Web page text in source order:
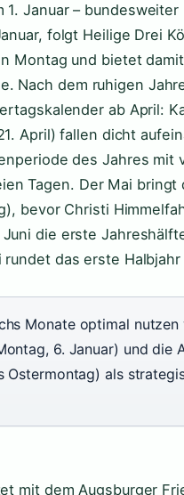
1. Januar –
folgt Heilige Drei
Montag und bietet
Nach dem ruhigen
ab April:
April) fallen dicht
des Jahres mit
Tagen. Der Mai bringt
bevor Christi
die erste
rundet das erste Halbjahr
Monate optimal
6. Januar) und die
Ostermontag) als
mit dem Augsburger